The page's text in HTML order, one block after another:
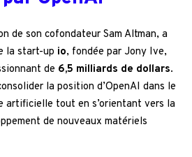
de son cofondateur Sam Altman, a
la start-up io, fondée par Jony Ive,
de 6,5 milliards de dollars.
la position d’OpenAI dans le
artificielle tout en s’orientant vers la
de nouveaux matériels